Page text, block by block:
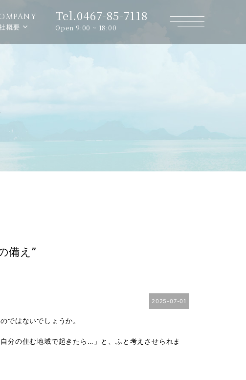
概要
Tel.0467-85-7118
Open 9:00 ~ 18:00
備え”
2025-07-01
ではないでしょうか。
分の住む地域で起きたら…」と、ふと考えさせられま